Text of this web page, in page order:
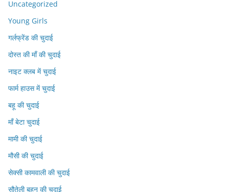
Uncategorized
Young Girls
गर्लफ्रेंड की चुदाई
दोस्त की माँ की चुदाई
नाइट क्लब में चुदाई
फार्म हाउस में चुदाई
बहू की चुदाई
माँ बेटा चुदाई
मामी की चुदाई
मौसी की चुदाई
सेक्सी कामवाली की चुदाई
सौतेली बहन की चुदाई